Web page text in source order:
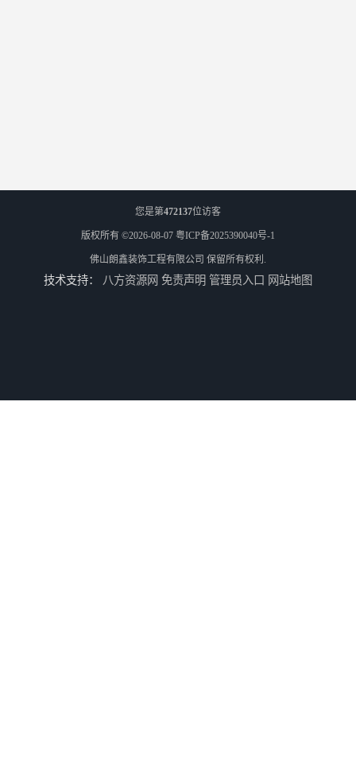
您是第472137位访客
版权所有 ©2026-08-07 粤ICP备2025390040号-1
佛山朗鑫装饰工程有限公司 保留所有权利.
技术支持： 八方资源网 免责声明 管理员入口 网站地图